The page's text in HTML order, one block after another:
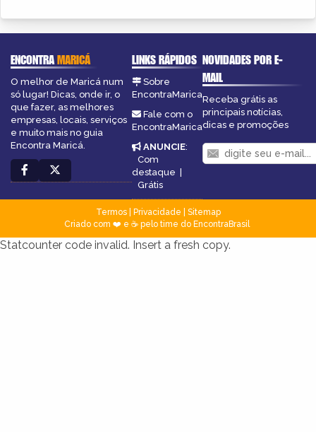
ENCONTRAMARICÁ
O melhor de Maricá num
só lugar! Dicas, onde ir, o
que fazer, as melhores
empresas, locais, serviços
e muito mais no guia
Encontra Maricá.
LINKS RÁPIDOS
Sobre
EncontraMarica
Fale com o
EncontraMarica
ANUNCIE:
Com
destaque |
Grátis
NOVIDADES POR E-
MAIL
Receba grátis as
principais notícias,
dicas e promoções
Termos| Privacidade
Sitemap
Criado com ❤️ e ☕ pelo time do EncontraBrasil
Statcounter code invalid. Insert a fresh copy.